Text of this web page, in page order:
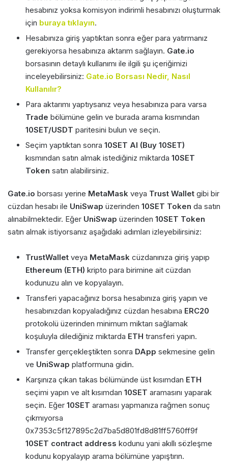
hesabınız yoksa komisyon indirimli hesabınızı oluşturmak
için buraya tıklayın.
Hesabınıza giriş yaptıktan sonra eğer para yatırmanız
gerekiyorsa hesabınıza aktarım sağlayın. Gate.io
borsasının detaylı kullanımı ile ilgili şu içeriğimizi
inceleyebilirsiniz: Gate.io Borsası Nedir, Nasıl
Kullanılır?
Para aktarımı yaptıysanız veya hesabınıza para varsa
Trade bölümüne gelin ve burada arama kısmından
10SET/USDT paritesini bulun ve seçin.
Seçim yaptıktan sonra 10SET Al (Buy 10SET)
kısmından satın almak istediğiniz miktarda 10SET
Token satın alabilirsiniz.
Gate.io borsası yerine MetaMask veya Trust Wallet gibi bir
cüzdan hesabı ile UniSwap üzerinden 10SET Token da satın
alınabilmektedir. Eğer UniSwap üzerinden 10SET Token
satın almak istiyorsanız aşağıdaki adımları izleyebilirsiniz:
TrustWallet veya MetaMask cüzdanınıza giriş yapıp
Ethereum (ETH) kripto para birimine ait cüzdan
kodunuzu alın ve kopyalayın.
Transferi yapacağınız borsa hesabınıza giriş yapın ve
hesabınızdan kopyaladığınız cüzdan hesabına ERC20
protokolü üzerinden minimum miktarı sağlamak
koşuluyla dilediğiniz miktarda ETH transferi yapın.
Transfer gerçekleştikten sonra DApp sekmesine gelin
ve UniSwap platformuna gidin.
Karşınıza çıkan takas bölümünde üst kısımdan ETH
seçimi yapın ve alt kısımdan 10SET aramasını yaparak
seçin. Eğer 10SET araması yapmanıza rağmen sonuç
çıkmıyorsa
0x7353c5f127895c2d7ba5d801fd8d81ff5760ff9f
10SET contract address kodunu yani akıllı sözleşme
kodunu kopyalayıp arama bölümüne yapıştırın.